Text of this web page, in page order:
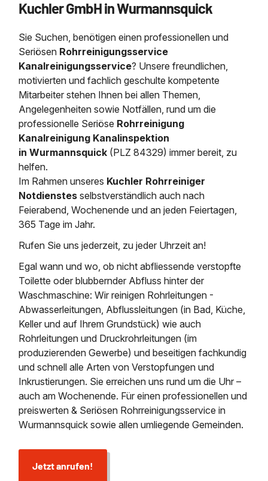
Kanalreinigung
Kanalinspektion
Grubenentleerung
24h Notdienst
Kosten Preise
Rohrreinigungsdienst
Wasserhaltung
Dükerreinigung
Entleerung und Reinigung
Grubenentleerung und
Sickerschacht Reinigung
Abfallzwischenlager
Austausch von
Schießstandsanierung -
Geschosssandfang
Mobile Schlamm-
Fettabscheider
Saugbagger / LuftförderanlageSaugbagger für Tiefbau
Saugbagger und Pumpen
Fermenter-Entleerung
Regenrückhaltebecken
Entschlammung
Trockensaugen von
etc.
Weitere Services mit
Heizung / Sanitär
Tiefbau
Unternehmen
Zertifikate /
Stellenangebote
Kontakt
Kuchler GmbH in Wurmannsquick
Sie Suchen, benötigen einen professionellen und
Seriösen Rohrreinigungsservice
Kanalreinigungsservice? Unsere freundlichen,
motivierten und fachlich geschulte kompetente
Mitarbeiter stehen Ihnen bei allen Themen,
Angelegenheiten sowie Notfällen, rund um die
professionelle Seriöse Rohrreinigung
Kanalreinigung Kanalinspektion
in Wurmannsquick (PLZ 84329) immer bereit, zu
helfen.
Im Rahmen unseres Kuchler Rohrreiniger
Notdienstes selbstverständlich auch nach
Feierabend, Wochenende und an jeden Feiertagen,
365 Tage im Jahr.
Rufen Sie uns jederzeit, zu jeder Uhrzeit an!
Egal wann und wo, ob nicht abfliessende verstopfte
Toilette oder blubbernder Abfluss hinter der
Waschmaschine: Wir reinigen Rohrleitungen -
Abwasserleitungen, Abflussleitungen (in Bad, Küche,
Keller und auf Ihrem Grundstück) wie auch
Rohrleitungen und Druckrohrleitungen (im
produzierenden Gewerbe) und beseitigen fachkundig
und schnell alle Arten von Verstopfungen und
Inkrustierungen. Sie erreichen uns rund um die Uhr –
auch am Wochenende. Für einen professionellen und
preiswerten & Seriösen Rohrreinigungsservice in
Wurmannsquick sowie allen umliegende Gemeinden.
Jetzt anrufen!